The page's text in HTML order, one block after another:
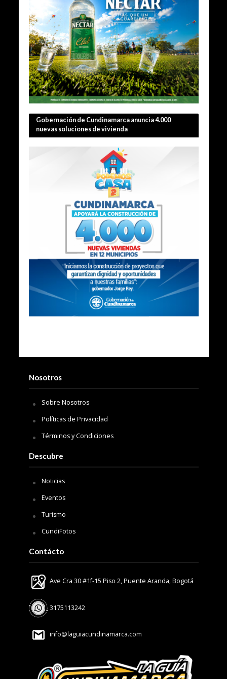
Gobernación de Cundinamarca anuncia 4.000
nuevas soluciones de vivienda
Nosotros
Sobre Nosotros
Políticas de Privacidad
Términos y Condiciones
Descubre
Noticias
Eventos
Turismo
CundiFotos
Contácto
Ave Cra 30 #1f-15 Piso 2, Puente Aranda, Bogotá
3175113242
info@laguiacundinamarca.com